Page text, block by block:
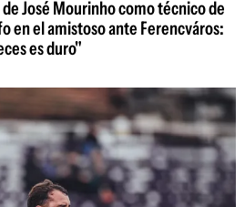
José Mourinho como técnico de
en el amistoso ante Ferencváros:
es duro"